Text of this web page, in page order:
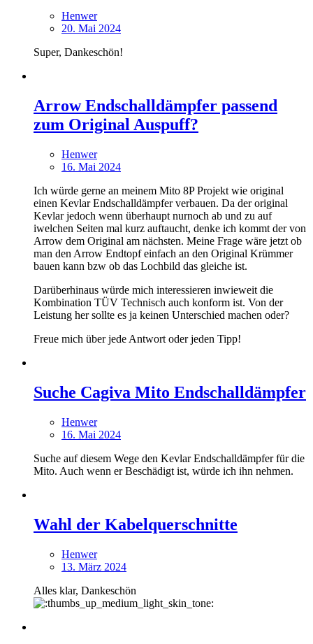
Henwer
20. Mai 2024
Super, Dankeschön!
Arrow Endschalldämpfer passend
zum Original Auspuff?
Henwer
16. Mai 2024
Ich würde gerne an meinem Mito 8P Projekt wie original
einen Kevlar Endschalldämpfer verbauen. Da der original
Kevlar jedoch wenn überhaupt nurnoch ab und zu auf
iwelchen Seiten mal kurz auftaucht, denke ich kommt der von
Arrow dem Original am nächsten. Meine Frage wäre jetzt ob
man den Arrow Endtopf einfach an den Original Krümmer
bauen kann bzw ob das Lochbild das gleiche ist.
Darüberhinaus würde mich interessieren inwieweit die
Kombination TÜV Technisch auch konform ist. Von der
Leistung her sollte es ja keinen Unterschied machen oder?
Freue mich über jede Antwort oder jeden Tipp!
Suche Cagiva Mito Endschalldämpfer
Henwer
16. Mai 2024
Suche auf diesem Wege den Kevlar Endschalldämpfer für die
Mito. Auch wenn er Beschädigt ist, würde ich ihn nehmen.
Wahl der Kabelquerschnitte
Henwer
13. März 2024
Alles klar, Dankeschön